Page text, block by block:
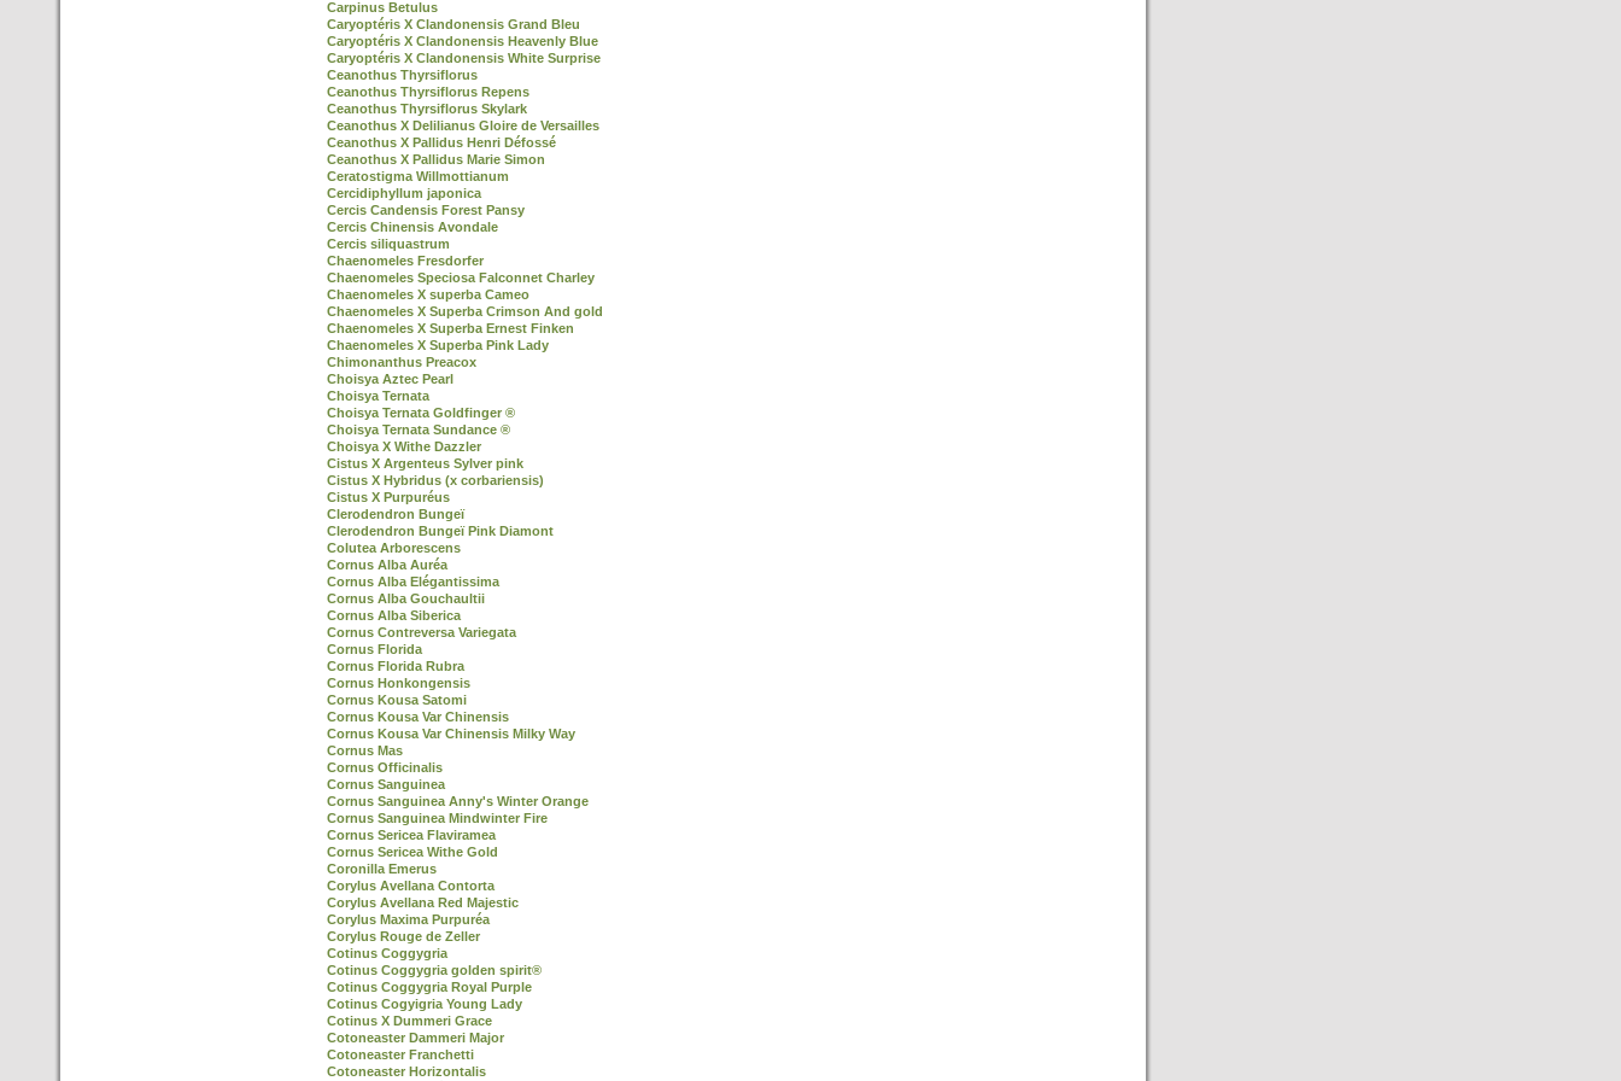
Carpinus Betulus
Caryoptéris X Clandonensis Grand Bleu
Caryoptéris X Clandonensis Heavenly Blue
Caryoptéris X Clandonensis White Surprise
Ceanothus Thyrsiflorus
Ceanothus Thyrsiflorus Repens
Ceanothus Thyrsiflorus Skylark
Ceanothus X Delilianus Gloire de Versailles
Ceanothus X Pallidus Henri Défossé
Ceanothus X Pallidus Marie Simon
Ceratostigma Willmottianum
Cercidiphyllum japonica
Cercis Candensis Forest Pansy
Cercis Chinensis Avondale
Cercis siliquastrum
Chaenomeles Fresdorfer
Chaenomeles Speciosa Falconnet Charley
Chaenomeles X superba Cameo
Chaenomeles X Superba Crimson And gold
Chaenomeles X Superba Ernest Finken
Chaenomeles X Superba Pink Lady
Chimonanthus Preacox
Choisya Aztec Pearl
Choisya Ternata
Choisya Ternata Goldfinger ®
Choisya Ternata Sundance ®
Choisya X Withe Dazzler
Cistus X Argenteus Sylver pink
Cistus X Hybridus (x corbariensis)
Cistus X Purpuréus
Clerodendron Bungeï
Clerodendron Bungeï Pink Diamont
Colutea Arborescens
Cornus Alba Auréa
Cornus Alba Elégantissima
Cornus Alba Gouchaultii
Cornus Alba Siberica
Cornus Contreversa Variegata
Cornus Florida
Cornus Florida Rubra
Cornus Honkongensis
Cornus Kousa Satomi
Cornus Kousa Var Chinensis
Cornus Kousa Var Chinensis Milky Way
Cornus Mas
Cornus Officinalis
Cornus Sanguinea
Cornus Sanguinea Anny's Winter Orange
Cornus Sanguinea Mindwinter Fire
Cornus Sericea Flaviramea
Cornus Sericea Withe Gold
Coronilla Emerus
Corylus Avellana Contorta
Corylus Avellana Red Majestic
Corylus Maxima Purpuréa
Corylus Rouge de Zeller
Cotinus Coggygria
Cotinus Coggygria golden spirit®
Cotinus Coggygria Royal Purple
Cotinus Cogyigria Young Lady
Cotinus X Dummeri Grace
Cotoneaster Dammeri Major
Cotoneaster Franchetti
Cotoneaster Horizontalis